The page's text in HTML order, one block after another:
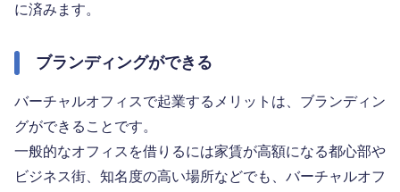
に済みます。
ブランディングができる
バーチャルオフィスで起業するメリットは、ブランディン
グができることです。
一般的なオフィスを借りるには家賃が高額になる都心部や
ビジネス街、知名度の高い場所などでも、バーチャルオフ